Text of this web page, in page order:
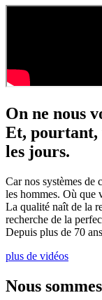
On ne nous
Et, pourtant,
les jours.
Car nos systèmes de
les hommes. Où que
La qualité naît de la
recherche de la
Depuis plus de 70
plus de vidéos
Nous